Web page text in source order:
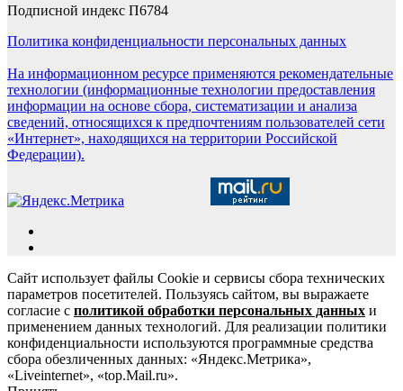
Подписной индекс П6784
Политика конфиденциальности персональных данных
На информационном ресурсе применяются рекомендательные
технологии (информационные технологии предоставления
информации на основе сбора, систематизации и анализа
сведений, относящихся к предпочтениям пользователей сети
«Интернет», находящихся на территории Российской
Федерации).
Сайт использует файлы Cookie и сервисы сбора технических
параметров посетителей. Пользуясь сайтом, вы выражаете
согласие с политикой обработки персональных данных и
применением данных технологий. Для реализации политики
конфиденциальности используются программные средства
сбора обезличенных данных: «Яндекс.Метрика»,
«Liveinternet», «top.Mail.ru».